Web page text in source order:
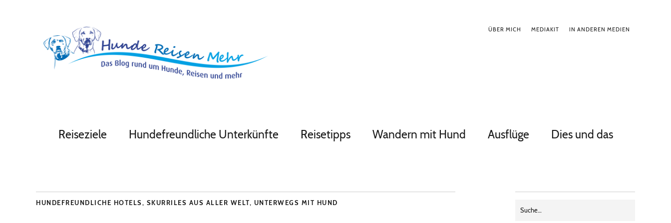
ÜBER MICH MEDIAKIT IN ANDEREN MEDIEN
Reiseziele Hundefreundliche Unterkünfte Reisetipps Wandern mit Hund Ausflüge Dies und das
HUNDEFREUNDLICHE HOTELS, SKURRILES AUS ALLER WELT, UNTERWEGS MIT HUND